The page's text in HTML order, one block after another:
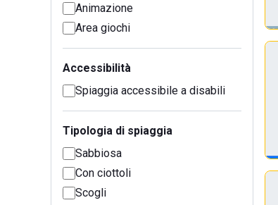
Animazione
Area giochi
Accessibilità
Spiaggia accessibile a disabili
Tipologia di spiaggia
Sabbiosa
Con ciottoli
Scogli